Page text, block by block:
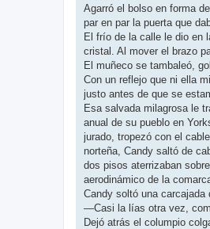
Agarró el bolso en forma
par en par la puerta que
El frío de la calle le dio en
cristal. Al mover el brazo
El muñeco se tambaleó,
Con un reflejo que ni ella
justo antes de que se
Esa salvada milagrosa le
anual de su pueblo en
jurado, tropezó con el
norteña, Candy saltó de
dos pisos aterrizaban
aerodinámico de la
Candy soltó una
—Casi la lías otra vez,
Dejó atrás el columpio